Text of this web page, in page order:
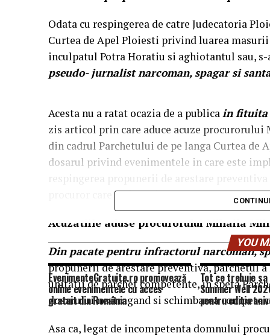
Odata cu respingerea de catre Judecatoria
Curtea de Apel Ploiesti privind luarea
inculpatul Potra Horatiu si aghiotantul sau,
pseudo- jurnalist narcoman, spagar si
Acesta nu a ratat ocazia de a publicain fituita
zis articol prin care aduce acuze
din cadrul Parchetului de pe langa Curtea de
dosarul privind evenimentele in care este
procuror care ar fi calificat in mod gresit ca
Acuzatiile aduse procurorului Mihaila
Din pacate pentru infractorul narcoman,
propunerii de arestare preventiva, parchetul
unitatii de parchet competente, in speta
dosarului neatragand si schimbarea
Asa ca, legat de incompetenta domnului
YOU
EvenimenteGratuite.ro promovează
online evenimentele cu acces
gratuit din România
Tot ce trebuie
Summer Well
pentru editia